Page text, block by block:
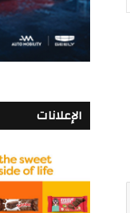
الإعلانات